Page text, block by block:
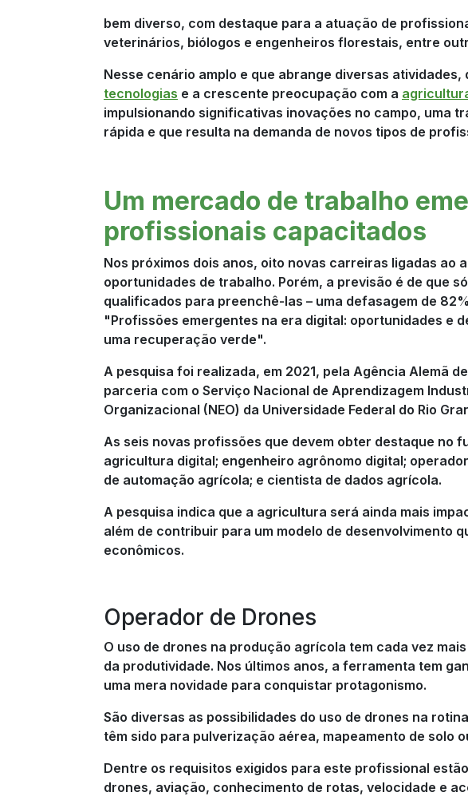
bem diverso, com destaque para a atuação de
veterinários, biólogos e engenheiros florestais, entre
Nesse cenário amplo e que abrange diversas
tecnologias e a crescente preocupação com a
impulsionando significativas inovações no campo, uma
rápida e que resulta na demanda de novos tipos de
Um mercado de trabalho
profissionais capacitados
Nos próximos dois anos, oito novas carreiras ligadas ao
oportunidades de trabalho. Porém, a previsão é de que
qualificados para preenchê-las – uma defasagem de
"Profissões emergentes na era digital: oportunidades e
uma recuperação verde".
A pesquisa foi realizada, em 2021, pela Agência Alemã
parceria com o Serviço Nacional de Aprendizagem
Organizacional (NEO) da Universidade Federal do Rio
As seis novas profissões que devem obter destaque no
agricultura digital; engenheiro agrônomo digital;
de automação agrícola; e cientista de dados agrícola.
A pesquisa indica que a agricultura será ainda mais
além de contribuir para um modelo de desenvolvimento
econômicos.
Operador de Drones
O uso de drones na produção agrícola tem cada vez
da produtividade. Nos últimos anos, a ferramenta tem
uma mera novidade para conquistar protagonismo.
São diversas as possibilidades do uso de drones na
têm sido para pulverização aérea, mapeamento de solo
Dentre os requisitos exigidos para este profissional
drones, aviação, conhecimento de rotas, velocidade e